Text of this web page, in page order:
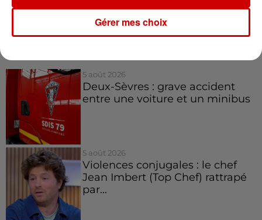
Infos
5 août 2026
Deux-Sèvres : grave accident
entre une voiture et un minibus
5 août 2026
Violences conjugales : le chef
Jean Imbert (Top Chef) rattrapé
par...
Gérer mes choix